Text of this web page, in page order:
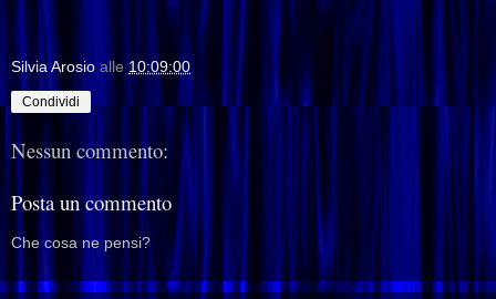
Silvia Arosio alle 10:09:00
Condividi
Nessun commento:
Posta un commento
Che cosa ne pensi?